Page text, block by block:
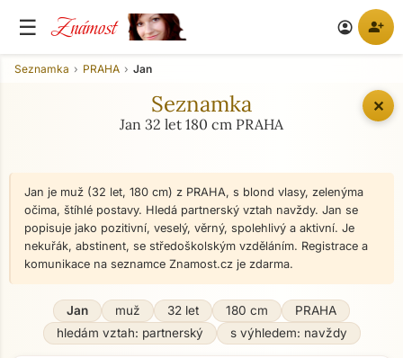
☰ Známost account_circle person_add
✕
Seznamka PRAHA Jan
Seznamka
Jan 32 let 180 cm PRAHA
Jan je muž (32 let, 180 cm) z PRAHA, s blond vlasy, zelenýma
očima, štíhlé postavy. Hledá partnerský vztah navždy. Jan se
popisuje jako pozitivní, veselý, věrný, spolehlivý a aktivní. Je
nekuřák, abstinent, se středoškolským vzděláním. Registrace a
komunikace na seznamce Znamost.cz je zdarma.
Jan muž 32 let 180 cm
PRAHA
hledám vztah: partnerský
s výhledem: navždy